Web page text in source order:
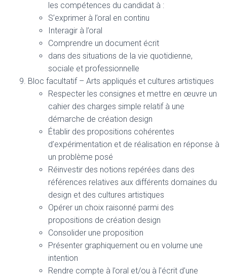
les compétences du candidat à :
S’exprimer à l’oral en continu
Interagir à l’oral
Comprendre un document écrit
dans des situations de la vie quotidienne,
sociale et professionnelle
Bloc facultatif – Arts appliqués et cultures artistiques
Respecter les consignes et mettre en œuvre un
cahier des charges simple relatif à une
démarche de création design
Établir des propositions cohérentes
d’expérimentation et de réalisation en réponse à
un problème posé
Réinvestir des notions repérées dans des
références relatives aux différents domaines du
design et des cultures artistiques
Opérer un choix raisonné parmi des
propositions de création design
Consolider une proposition
Présenter graphiquement ou en volume une
intention
Rendre compte à l’oral et/ou à l’écrit d’une